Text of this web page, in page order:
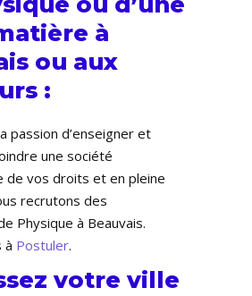
à
ou aux
:
passion d’enseigner et
une société
de vos droits et en pleine
recrutons des
Physique à Beauvais.
à Postuler.
votre ville